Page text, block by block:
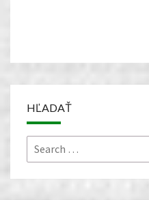
HĽADAŤ
Search
for: